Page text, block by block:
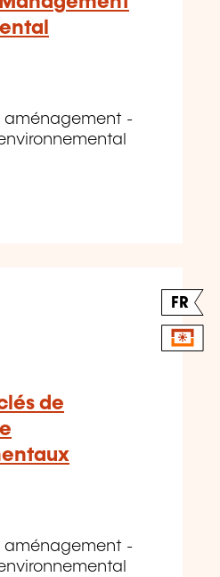
aménagement -
FR
de
aménagement -